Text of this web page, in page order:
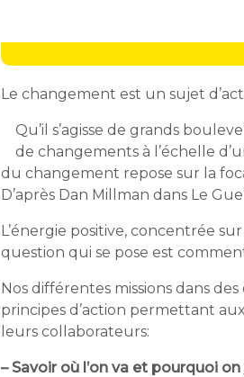
Le changement est un sujet
Qu’il s’agisse de grands
de changements à l’échelle
du changement repose sur la
D’après Dan Millman dans Le
L’énergie positive, concentrée
question qui se pose est
Nos différentes missions dans
principes d’action permettant
leurs collaborateurs:
– Savoir où l’on va et pourquoi on